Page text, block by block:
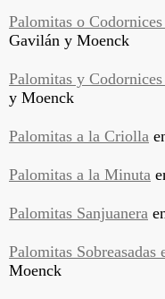
Palomitas o
Gavilán y Moenck
Palomitas y
y Moenck
Palomitas a la Criolla
Palomitas a la Minuta
Palomitas Sanjuanera
Palomitas Sobreasadas
Moenck